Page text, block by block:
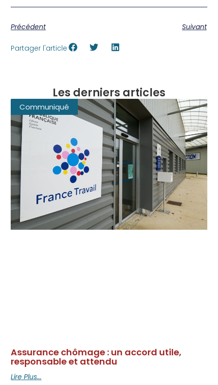
Précédent Suivant
Partager l'article
Communiqué
Assurance chômage : un accord utile,
responsable et attendu
Lire Plus...
Les derniers articles